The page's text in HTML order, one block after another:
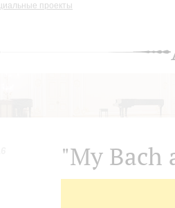
проекты
"My Bach